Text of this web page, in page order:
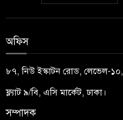
অফিস
৮৭, নিউ ইস্কাটন রোড, লেভেল-১০,
ফ্ল্যাট ৯/বি, এসি মার্কেট, ঢাকা।
সম্পাদক